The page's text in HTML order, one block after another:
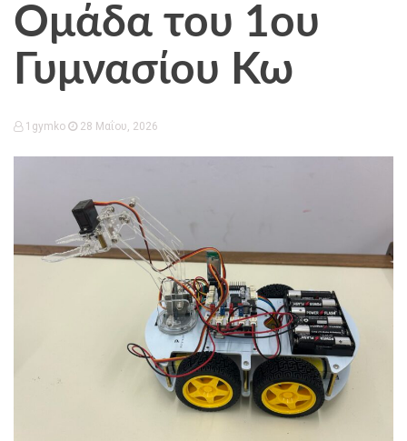
Ομάδα του 1ου
Γυμνασίου Κω
1gymko 28 Μαΐου, 2026